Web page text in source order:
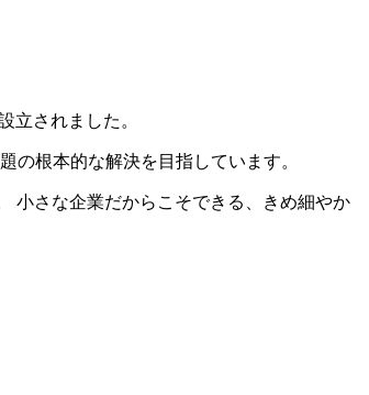
立されました。
の根本的な解決を目指しています。
小さな企業だからこそできる、きめ細やか